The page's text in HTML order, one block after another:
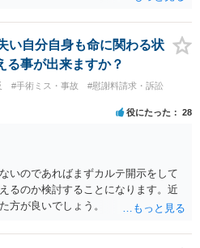
い自分自身も命に関わる状
る事が出来ますか？
#手術ミス・事故
#慰謝料請求・訴訟
役にたった 28
いのであればまずカルテ開示をして
るのか検討することになります。近
方が良いでしょう。